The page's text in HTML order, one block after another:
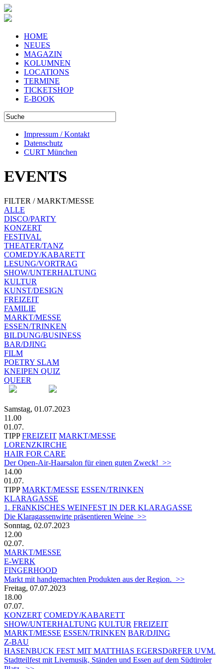
HOME
NEUES
MAGAZIN
KOLUMNEN
LOCATIONS
TERMINE
TICKETSHOP
E-BOOK
Impressum / Kontakt
Datenschutz
CURT München
EVENTS
FILTER / MARKT/MESSE
ALLE
DISCO/PARTY
KONZERT
FESTIVAL
THEATER/TANZ
COMEDY/KABARETT
LESUNG/VORTRAG
SHOW/UNTERHALTUNG
KULTUR
KUNST/DESIGN
FREIZEIT
FAMILIE
MARKT/MESSE
ESSEN/TRINKEN
BILDUNG/BUSINESS
BAR/DJING
FILM
POETRY SLAM
KNEIPEN QUIZ
QUEER
Samstag, 01.07.2023
11.00
01.07.
TIPP FREIZEIT MARKT/MESSE
LORENZKIRCHE
HAIR FOR CARE
Der Open-Air-Haarsalon für einen guten Zweck! >>
14.00
01.07.
TIPP MARKT/MESSE ESSEN/TRINKEN
KLARAGASSE
1. FRäNKISCHES WEINFEST IN DER KLARAGASSE
Die Klaragassenwirte präsentieren Weine >>
Sonntag, 02.07.2023
12.00
02.07.
MARKT/MESSE
E-WERK
FINGERHOOD
Markt mit handgemachten Produkten aus der Region. >>
Freitag, 07.07.2023
18.00
07.07.
KONZERT COMEDY/KABARETT
SHOW/UNTERHALTUNG KULTUR FREIZEIT
MARKT/MESSE ESSEN/TRINKEN BAR/DJING
Z-BAU
HASENBUCK FEST MIT MATTHIAS EGERSDöRFER UVM.
Stadtteilfest mit Livemusik, Ständen und Essen auf dem Südtiroler